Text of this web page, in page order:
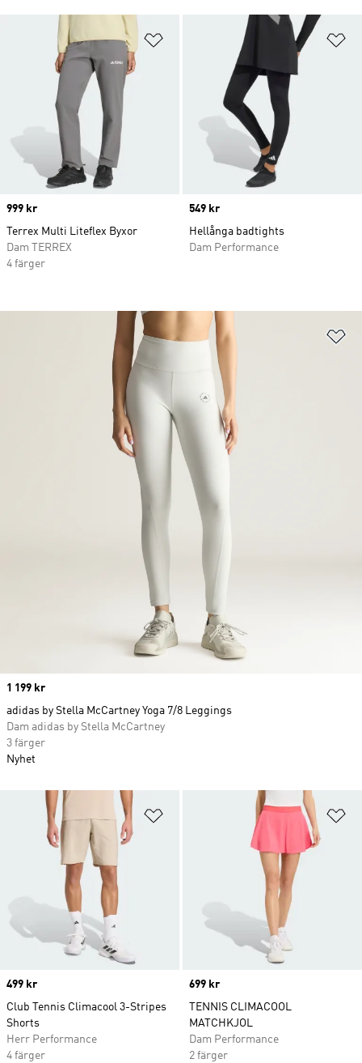
Lägg till på önskelistan
Price
999 kr
Terrex Multi Liteflex Byxor
Dam TERREX
4 färger
Price
549 kr
Hellånga badtights
Dam Performance
Lägg till på önskelistan
Price
499 kr
Club Tennis Climacool 3-Stripes
Shorts
Herr Performance
4 färger
Price
699 kr
TENNIS CLIMACOOL
MATCHKJOL
Dam Performance
2 färger
Price
1 199 kr
adidas by Stella McCartney Yoga 7/8 Leggings
Dam adidas by Stella McCartney
3 färger
Nyhet